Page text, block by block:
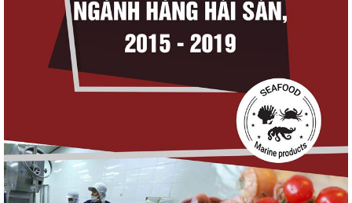
Thuế Mục 301 và bài toán thích ứng của
tôm Việt tại thị...
Xuất khẩu cá tra sang CPTPP: Mở rộng cơ
Xuất khẩu cá ngừ Việt Nam sang Canada
tăng nhẹ, áp lực mới...